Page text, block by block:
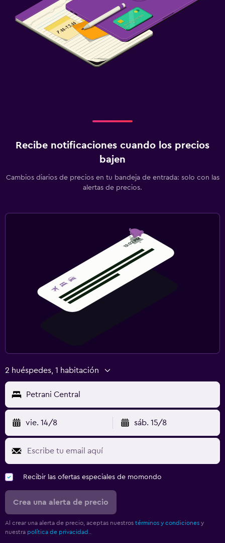
Recibe notificaciones cuando los precios
bajen
Cambios diarios de precios en tu bandeja de entrada: solo con las
alertas de precios.
2 huéspedes, 1 habitación
Petrani Central
vie. 14/8 sáb. 15/8
Recibir las ofertas especiales de momondo
Crea una alerta de precio
Al crear una alerta de precio, aceptas nuestros términos y condiciones y
nuestra política de privacidad.